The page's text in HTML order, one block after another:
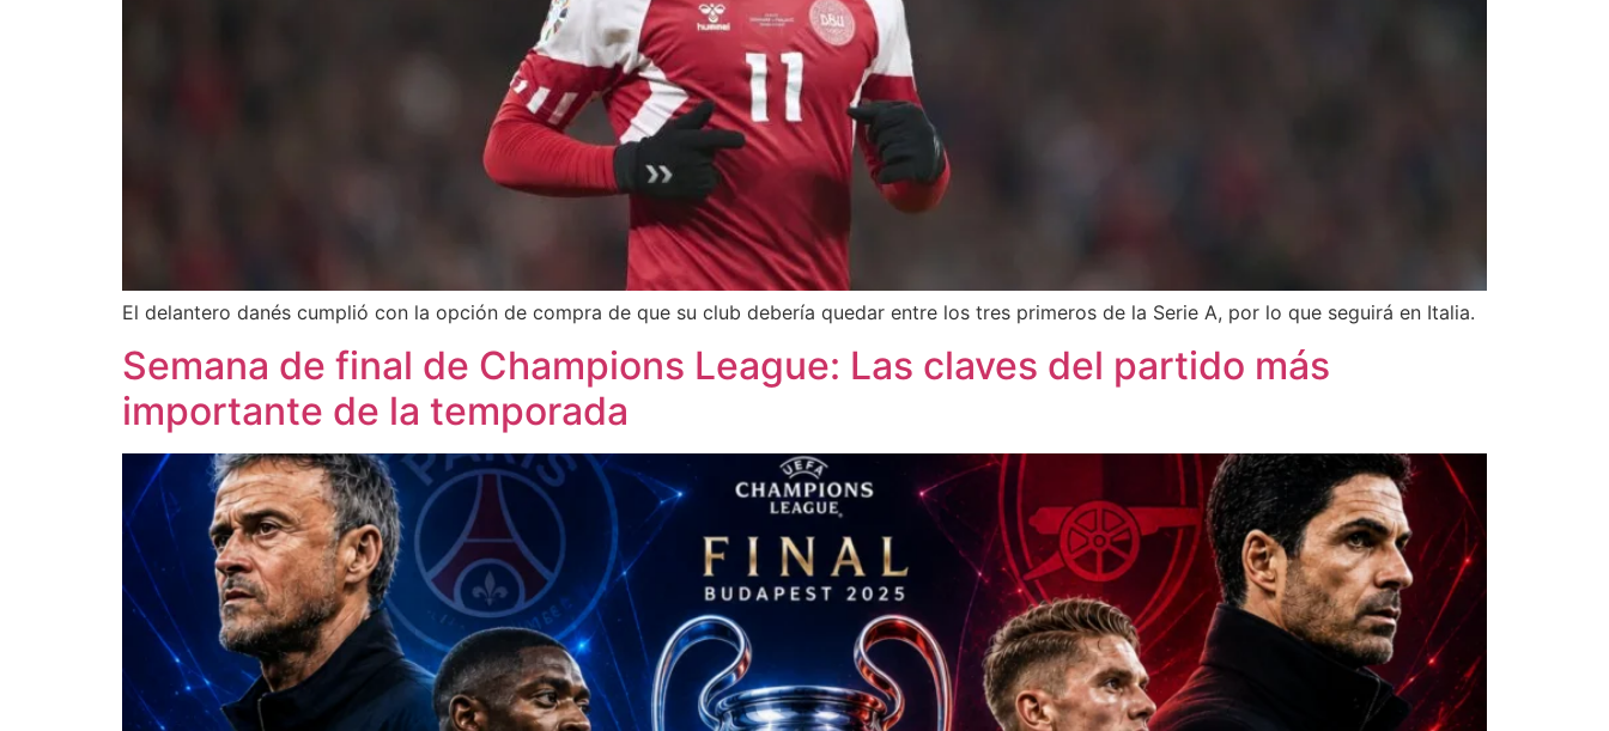
El delantero danés cumplió con la opción de compra de que su club debería quedar entre los tres primeros de la Serie A, por lo que seguirá en Italia.
Semana de final de Champions League: Las claves del partido más
importante de la temporada